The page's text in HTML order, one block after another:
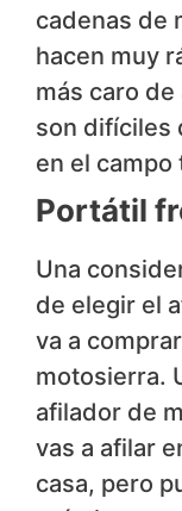
cadenas de
hacen muy
más caro
son difíciles
en el campo
Portátil
Una
de elegir el
va a
motosierra.
afilador de
vas a afilar
casa, pero